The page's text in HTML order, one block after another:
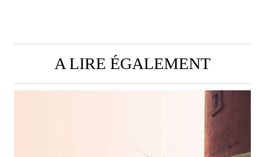
A LIRE ÉGALEMENT